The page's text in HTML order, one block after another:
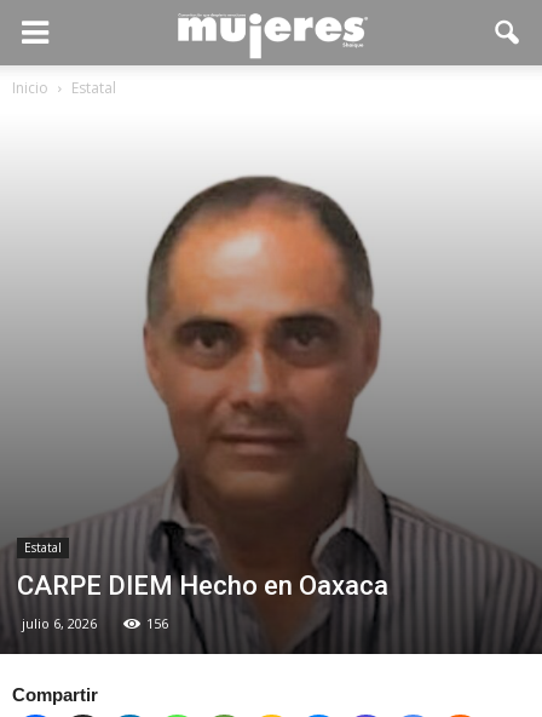
Inicio Estatal
Estatal
CARPE DIEM Hecho en Oaxaca
julio 6, 2026 156
Compartir